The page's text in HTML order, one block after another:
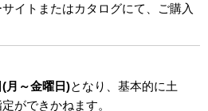
イトまたはカタログにて、ご購入
月～金曜日)となり、基本的に土
ができかねます。